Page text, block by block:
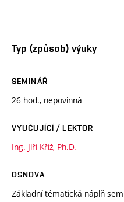
Typ (způsob) výuky
SEMINÁŘ
26 hod., nepovinná
VYUČUJÍCÍ / LEKTOR
Ing. Jiří Kříž, Ph.D.
OSNOVA
Základní tématická náplň